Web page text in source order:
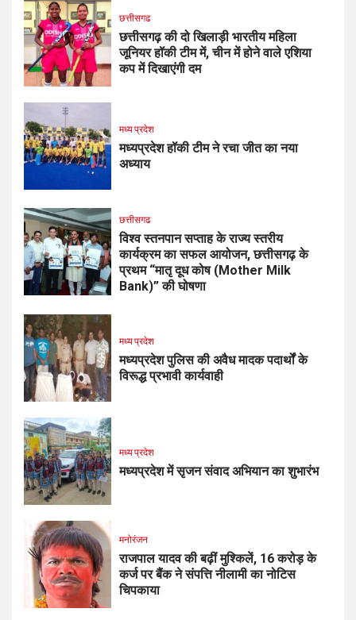
छत्तीसगढ
छत्तीसगढ़ की दो खिलाड़ी भारतीय महिला
जूनियर हॉकी टीम में, चीन में होने वाले एशिया
कप में दिखाएंगी दम
मध्य प्रदेश
मध्यप्रदेश हॉकी टीम ने रचा जीत का नया
अध्याय
छत्तीसगढ
विश्व स्तनपान सप्ताह के राज्य स्तरीय
कार्यक्रम का सफल आयोजन, छत्तीसगढ़ के
प्रथम “मातृ दूध कोष (Mother Milk
Bank)” की घोषणा
मध्य प्रदेश
मध्यप्रदेश पुलिस की अवैध मादक पदार्थों के
विरूद्ध प्रभावी कार्यवाही
मध्य प्रदेश
मध्यप्रदेश में सृजन संवाद अभियान का शुभारंभ
मनोरंजन
राजपाल यादव की बढ़ीं मुश्किलें, ₹16 करोड़ के
कर्ज पर बैंक ने संपत्ति नीलामी का नोटिस
चिपकाया